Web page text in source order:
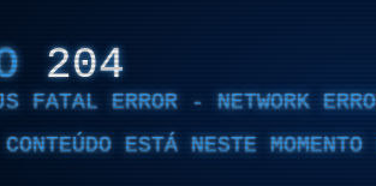
204
FATAL ERROR - NETWORK
ESTÁ NESTE